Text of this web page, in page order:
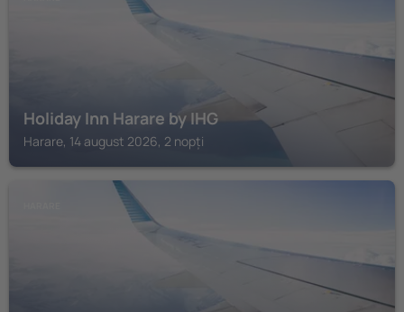
Holiday Inn Harare by IHG
Harare, 14 august 2026, 2 nopți